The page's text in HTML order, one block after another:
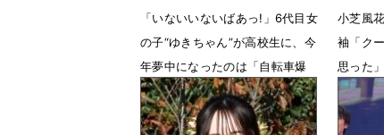
「いないいないばあっ!」6代目女
の子“ゆきちゃん”が高校生に、今
年夢中になったのは「自転車爆
走」
12月28日 12時49分
小芝風
袖「ク
思った」
12月7